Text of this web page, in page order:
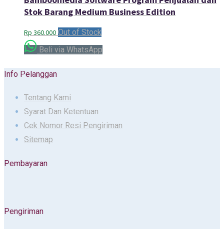
Stok Barang Medium Business Edition
Rp 360.000 Out of Stock
Beli via WhatsApp
Info Pelanggan
Tentang Kami
Syarat Dan Ketentuan
Cek Nomor Resi Pengiriman
Sitemap
Pembayaran
Pengiriman